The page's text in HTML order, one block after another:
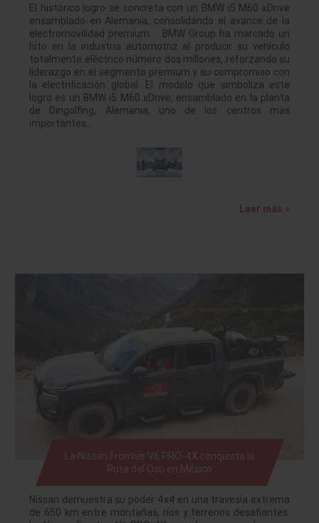
El histórico logro se concreta con un BMW i5 M60 xDrive
ensamblado en Alemania, consolidando el avance de la
electromovilidad premium. BMW Group ha marcado un
hito en la industria automotriz al producir su vehículo
totalmente eléctrico número dos millones, reforzando su
liderazgo en el segmento premium y su compromiso con
la electrificación global. El modelo que simboliza este
logro es un BMW i5 M60 xDrive, ensamblado en la planta
de Dingolfing, Alemania, uno de los centros más
importantes…
Leer más »
La Nissan Frontier V6 PRO-4X conquista la
Ruta del Oso en México
Nissan demuestra su poder 4x4 en una travesía extrema
de 650 km entre montañas, ríos y terrenos desafiantes.